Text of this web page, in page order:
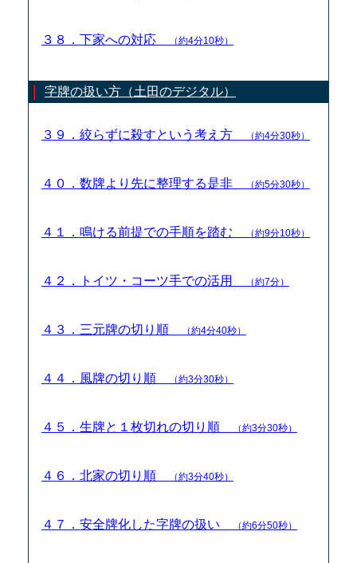
３８．下家への対応 （約4分10秒）
字牌の扱い方（土田のデジタル）
３９．絞らずに殺すという考え方 （約4分30秒）
４０．数牌より先に整理する是非 （約5分30秒）
４１．鳴ける前提での手順を踏む （約9分10秒）
４２．トイツ・コーツ手での活用 （約7分）
４３．三元牌の切り順 （約4分40秒）
４４．風牌の切り順 （約3分30秒）
４５．生牌と１枚切れの切り順 （約3分30秒）
４６．北家の切り順 （約3分40秒）
４７．安全牌化した字牌の扱い （約6分50秒）